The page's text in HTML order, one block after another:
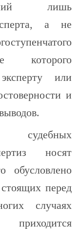
лишь
a не
которого
или
и
носят
обусловлено
перед
случаях
приходится